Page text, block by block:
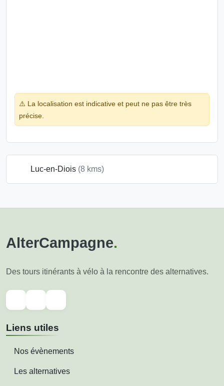
⚠️ La localisation est indicative et peut ne pas être très
précise.
Luc-en-Diois (8 kms)
AlterCampagne.
Des tours itinérants à vélo à la rencontre des alternatives.
Liens utiles
Nos évènements
Les alternatives